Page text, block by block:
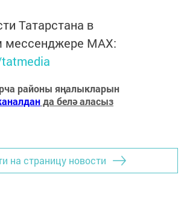
Татарстана в
мессенджере MАХ:
районы яңалыкларын
да белә аласыз
на страницу новости